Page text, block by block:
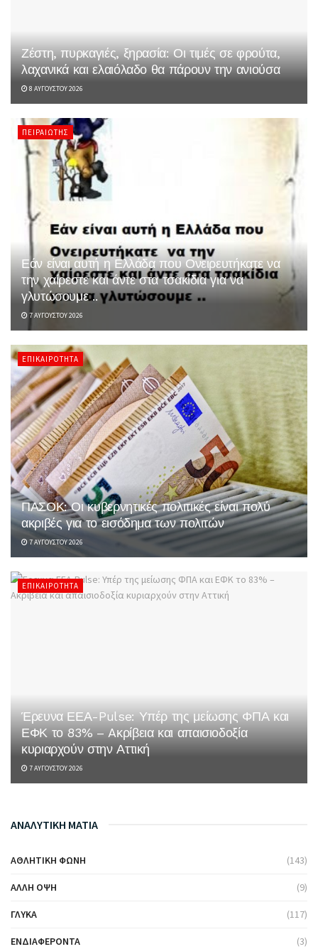
Ζέστη, πυρκαγιές, ξηρασία: Οι τιμές σε φρούτα,
λαχανικά και ελαιόλαδο θα πάρουν την ανιούσα
8 ΑΥΓΟΎΣΤΟΥ 2026
ΠΕΙΡΑΙΏΤΗΣ
Εάν είναι αυτή η Ελλάδα που Ονειρευτήκατε να
την χαίρεστε και άντε στα τσακίδια για να
γλυτώσουμε ..
7 ΑΥΓΟΎΣΤΟΥ 2026
ΕΠΙΚΑΙΡΌΤΗΤΑ
ΠΑΣΟΚ: Οι κυβερνητικές πολιτικές είναι πολύ
ακριβές για το εισόδημα των πολιτών
7 ΑΥΓΟΎΣΤΟΥ 2026
ΕΠΙΚΑΙΡΌΤΗΤΑ
Έρευνα ΕΕΑ-Pulse: Υπέρ της μείωσης ΦΠΑ και
ΕΦΚ το 83% – Aκρίβεια και απαισιοδοξία
κυριαρχούν στην Αττική
7 ΑΥΓΟΎΣΤΟΥ 2026
ΑΝΑΛΥΤΙΚΗ ΜΑΤΙΑ
ΑΘΛΗΤΙΚΉ ΦΩΝΉ (143)
ΆΛΛΗ ΌΨΗ (9)
ΓΛΥΚΆ (117)
ΕΝΔΙΑΦΈΡΟΝΤΑ (3)